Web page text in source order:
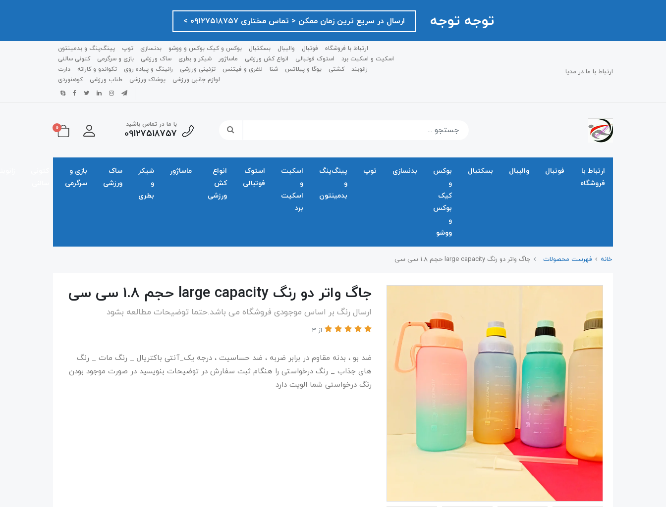
توجه توجه ارسال در سریع ترین زمان ممکن ‌< تماس مختاری ۰۹۱۲۷۵۱۸۷۵۷ >
ارتباط با ما در مدیا
ارتباط با فروشگاه فوتبال والیبال بسکتبال بوکس و کیک بوکس و ووشو بدنسازی توپ
پینگ‌پنگ و بدمينتون
اسکیت و اسکیت برد
استوک فوتبالی انواع کش ورزشی ماساژور شیکر و بطری ساک ورزشی بازی و سرگرمی
کتونی سالنی
زانوبند
کشتی یوگا و پیلاتس شنا لاغری و فیتنس تزئینی ورزشی رانینگ و پیاده روی تکواندو و کاراته
دارت
لوازم جانبی ورزشی
پوشاک ورزشی طناب ورزشی کوهنوردی
با ما در تماس باشید
09127518757
0
ارتباط با
فروشگاه
فوتبال والیبال بسکتبال
بوکس
و
کیک
بوکس
و
ووشو
بدنسازی توپ
پینگ‌پنگ
و
بدمينتون
اسکیت
و
اسکیت
برد
استوک
فوتبالی
انواع
کش
ورزشی
ماساژور
شیکر
و
بطری
ساک
ورزشی
بازی و
سرگرمی
خانه فهرست محصولات جاگ واتر دو رنگ large capacity حجم ۱.۸ سی سی
جاگ واتر دو رنگ large capacity حجم ۱.۸ سی سی
ارسال رنگ بر اساس موجودی فروشگاه می باشد.حتما توضیحات مطالعه بشود
از 3
ضد بو ، بدنه مقاوم در برابر ضربه ، ضد حساسیت ، درجه یک_آنتی باکتریال _ رنگ مات _ رنگ
های جذاب _ رنگ درخواستی را هنگام ثبت سفارش در توضیحات بنویسید در صورت موجود بودن
رنگ درخواستی شما الویت دارد